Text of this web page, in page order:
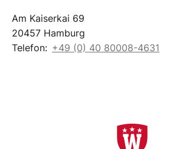
Am Kaiserkai 69
20457 Hamburg
Telefon: +49 (0) 40 80008-4631